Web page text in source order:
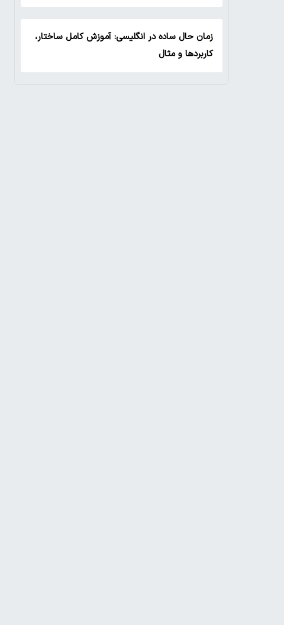
زمان حال ساده در انگلیسی: آموزش کامل ساختار،
کاربردها و مثال